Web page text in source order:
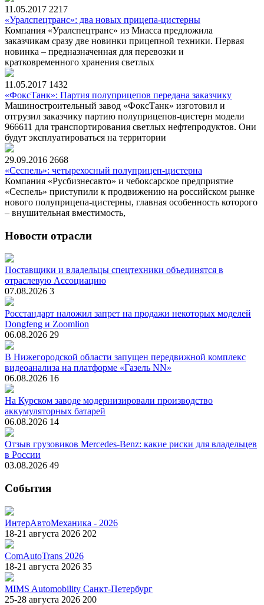
11.05.2017 2217
«Уралспецтранс»: два новых прицепа-цистерны
Компания «Уралспецтранс» из Миасса предложила
заказчикам сразу две новинки прицепной техники. Первая
новинка – предназначенная для перевозки и
кратковременного хранения светлых
11.05.2017 1432
«ФоксТанк»: Партия полуприцепов передана заказчику
Машиностроительный завод «ФоксТанк» изготовил и
отгрузил заказчику партию полуприцепов-цистерн модели
966611 для транспортирования светлых нефтепродуктов. Они
будут эксплуатироваться на территории
29.09.2016 2668
«Сеспель»: четырехосный полуприцеп-цистерна
Компания «Русбизнесавто» и чебоксарское предприятие
«Сеспель» приступили к продвижению на российском рынке
нового полуприцепа-цистерны, главная особенность которого
– внушительная вместимость,
Новости отрасли
Поставщики и владельцы спецтехники объединятся в
отраслевую Ассоциацию
07.08.2026 3
Росстандарт наложил запрет на продажи некоторых моделей
Dongfeng и Zoomlion
06.08.2026 29
В Нижегородской области запущен передвижной комплекс
видеоанализа на платформе «Газель NN»
06.08.2026 16
На Курском заводе модернизировали производство
аккумуляторных батарей
06.08.2026 14
Отзыв грузовиков Mercedes-Benz: какие риски для владельцев
в России
03.08.2026 49
События
ИнтерАвтоМеханика - 2026
18-21 августа 2026 202
ComAutoTrans 2026
18-21 августа 2026 35
MIMS Automobility Санкт-Петербург
25-28 августа 2026 200